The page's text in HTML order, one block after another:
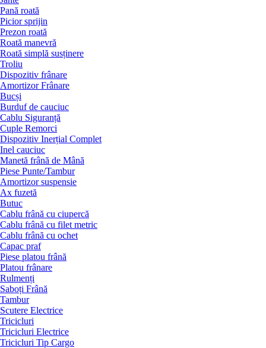
Pană roată
Picior sprijin
Prezon roată
Roată manevră
Roată simplă susținere
Troliu
Dispozitiv frânare
Amortizor Frânare
Bucși
Burduf de cauciuc
Cablu Siguranță
Cuple Remorci
Dispozitiv Inerțial Complet
Inel cauciuc
Manetă frână de Mână
Piese Punte/Tambur
Amortizor suspensie
Ax fuzetă
Butuc
Cablu frână cu ciupercă
Cablu frână cu filet metric
Cablu frână cu ochet
Capac praf
Piese platou frână
Platou frânare
Rulmenți
Saboți Frână
Tambur
Scutere Electrice
Tricicluri
Tricicluri Electrice
Tricicluri Tip Cargo